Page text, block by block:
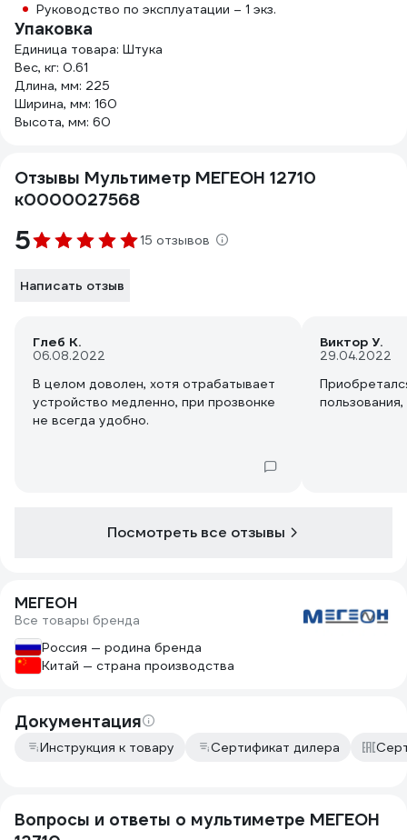
Руководство по эксплуатации – 1 экз.
Упаковка
Единица товара: Штука
Вес, кг: 0.61
Длина, мм: 225
Ширина, мм: 160
Высота, мм: 60
Отзывы Мультиметр МЕГЕОН 12710
к0000027568
5 15 отзывов
Написать отзыв
Глеб К.
06.08.2022
В целом доволен, хотя отрабатывает
устройство медленно, при прозвонке
не всегда удобно.
Виктор У.
29.04.2022
Посмотреть все отзывы
МЕГЕОН
Все товары бренда
Россия — родина бренда
Китай — страна производства
Документация
Инструкция к товару Сертификат дилера
Вопросы и ответы о мультиметре МЕГЕОН